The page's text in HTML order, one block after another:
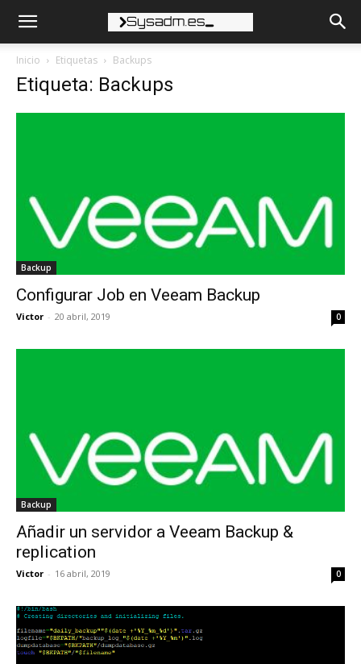
Inicio Etiquetas Backups
Etiqueta: Backups
Backup
Configurar Job en Veeam Backup
Victor - 20 abril, 2019 0
Backup
Añadir un servidor a Veeam Backup &
replication
Victor - 16 abril, 2019 0